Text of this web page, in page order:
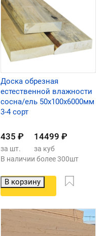
Доска обрезная
естественной влажности
сосна/ель 50х100х6000мм
3-4 сорт
435 ₽ 14499 ₽
за шт.
за куб
В наличии более 300шт
В корзину